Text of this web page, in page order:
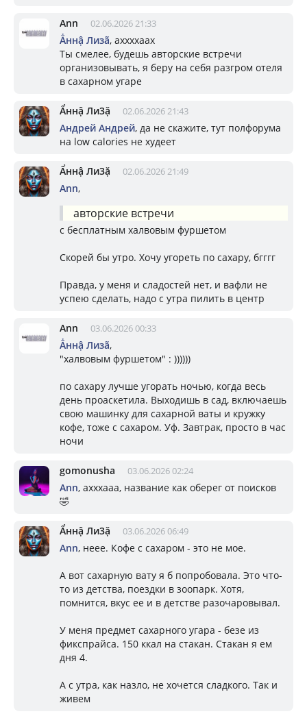
Ann 02.06.2026 21:33
Ẳннậ Лизã, аххххаах
Ты смелее, будешь авторские встречи
организовывать, я беру на себя разгром отеля
в сахарном угаре
Ẩннậ Ли3ặ 02.06.2026 21:43
Андрей Андрей, да не скажите, тут полфорума
на low calories не худеет
Ẩннậ Ли3ặ 02.06.2026 21:49
Ann,
авторские встречи
с бесплатным халвовым фуршетом
Скорей бы утро. Хочу угореть по сахару, бгггг
Правда, у меня и сладостей нет, и вафли не
успею сделать, надо с утра пилить в центр
Ann 03.06.2026 00:33
Ẳннậ Лизã,
"халвовым фуршетом" : ))))))
по сахару лучше угорать ночью, когда весь
день проаскетила. Выходишь в сад, включаешь
свою машинку для сахарной ваты и кружку
кофе, тоже с сахаром. Уф. Завтрак, просто в час
ночи
gomonusha 03.06.2026 02:24
Ann, ахххааа, название как оберег от поисков
🤣
Ẩннậ Ли3ặ 03.06.2026 06:49
Ann, неее. Кофе с сахаром - это не мое.
А вот сахарную вату я б попробовала. Это что-
то из детства, поездки в зоопарк. Хотя,
помнится, вкус ее и в детстве разочаровывал.
У меня предмет сахарного угара - безе из
фикспрайса. 150 ккал на стакан. Стакан я ем
дня 4.
А с утра, как назло, не хочется сладкого. Так и
живем